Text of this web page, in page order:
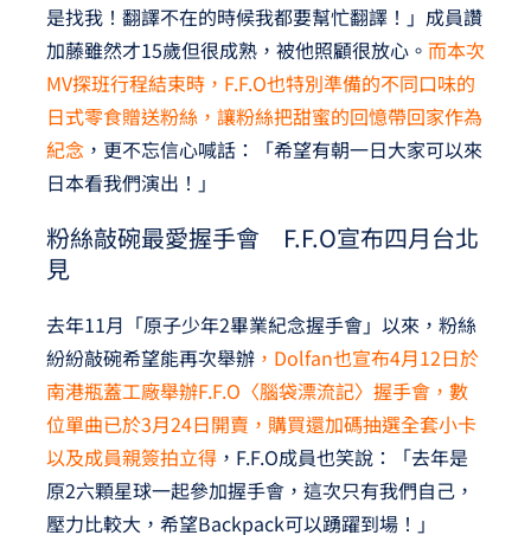
是找我！翻譯不在的時候我都要幫忙翻譯！」成員讚
加藤雖然才15歲但很成熟，被他照顧很放心。 而本次
MV探班行程結束時，F.F.O也特別準備的不同口味的
日式零食贈送粉絲，讓粉絲把甜蜜的回憶帶回家作為
紀念 ，更不忘信心喊話：「希望有朝一日大家可以來
日本看我們演出！」
粉絲敲碗最愛握手會 F.F.O宣布四月台北
見
去年11月「原子少年2畢業紀念握手會」以來，粉絲
紛紛敲碗希望能再次舉辦，Dolfan也宣布4月12日於
南港瓶蓋工廠舉辦F.F.O〈腦袋漂流記〉握手會，數
位單曲已於3月24日開賣，購買還加碼抽選全套小卡
以及成員親簽拍立得，F.F.O成員也笑說：「去年是
原2六顆星球一起參加握手會，這次只有我們自己，
壓力比較大，希望Backpack可以踴躍到場！」